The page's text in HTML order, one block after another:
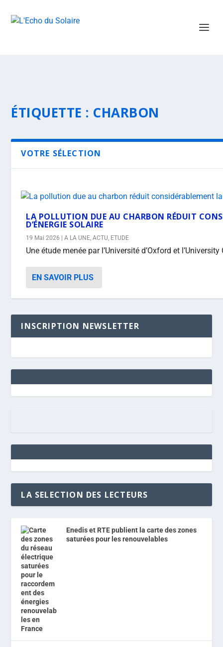
ÉTIQUETTE : CHARBON
VOTRE SÉLECTION
LA POLLUTION DUE AU CHARBON RÉDUIT
D’ÉNERGIE SOLAIRE
19 Mai 2026 |A LA UNE,ACTU, ETUDE
Une étude menée par l’Université d’Oxford et
EN SAVOIR PLUS
INSCRIPTION NEWSLETTER
LA SELECTION DES LECTEURS
Enedis et RTE publient la carte des zones
saturées pour les renouvelables